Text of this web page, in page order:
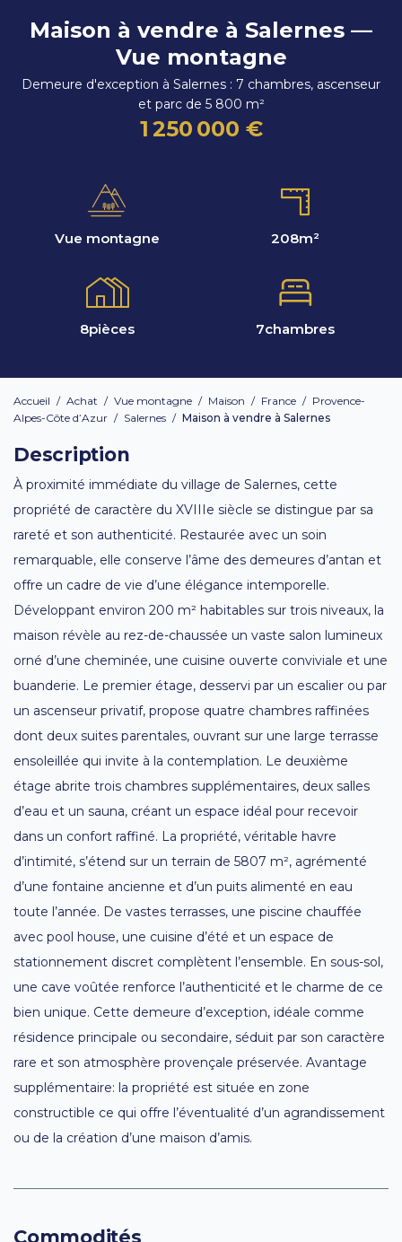
Maison à vendre à Salernes —
Vue montagne
Demeure d'exception à Salernes : 7 chambres, ascenseur
et parc de 5 800 m²
1 250 000 €
Vue montagne 208m²
8pièces 7chambres
Accueil / Achat / Vue montagne / Maison / France / Provence-
Alpes-Côte d’Azur / Salernes / Maison à vendre à Salernes
Description
À proximité immédiate du village de Salernes, cette
propriété de caractère du XVIIIe siècle se distingue par sa
rareté et son authenticité. Restaurée avec un soin
remarquable, elle conserve l’âme des demeures d’antan et
offre un cadre de vie d’une élégance intemporelle.
Développant environ 200 m² habitables sur trois niveaux, la
maison révèle au rez-de-chaussée un vaste salon lumineux
orné d’une cheminée, une cuisine ouverte conviviale et une
buanderie. Le premier étage, desservi par un escalier ou par
un ascenseur privatif, propose quatre chambres raffinées
dont deux suites parentales, ouvrant sur une large terrasse
ensoleillée qui invite à la contemplation. Le deuxième
étage abrite trois chambres supplémentaires, deux salles
d’eau et un sauna, créant un espace idéal pour recevoir
dans un confort raffiné. La propriété, véritable havre
d’intimité, s’étend sur un terrain de 5807 m², agrémenté
d’une fontaine ancienne et d’un puits alimenté en eau
toute l’année. De vastes terrasses, une piscine chauffée
avec pool house, une cuisine d’été et un espace de
stationnement discret complètent l’ensemble. En sous-sol,
une cave voûtée renforce l’authenticité et le charme de ce
bien unique. Cette demeure d’exception, idéale comme
résidence principale ou secondaire, séduit par son caractère
rare et son atmosphère provençale préservée. Avantage
supplémentaire: la propriété est située en zone
constructible ce qui offre l’éventualité d’un agrandissement
ou de la création d’une maison d’amis.
Commodités